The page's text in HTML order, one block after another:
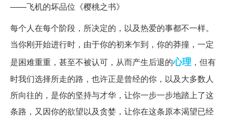
——飞机的坏品位《樱桃之书》
每个人在每个阶段，所决定的，以及热爱的事都不一样。
当你刚开始进行时，由于你的初来乍到，你的莽撞，一定
是困难重重，甚至不被认可，从而产生后退的心理 ，但有
时我们选择所走的路，也许正是曾经的你，以及大多数人
所向往的，是你的坚持与才华，让你一步一步地踏上了这
条路，又因你的欲望以及贪婪，让你在这条原本渴望已经